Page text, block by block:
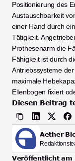
Positionierung des
Austauschbarkeit
einer Hand durch
Tätigkeit.
Prothesenarm die
Fähigkeit ist durch
Antriebssysteme
maximale
Ellenbogen fixiert
Diesen Beitrag
Aether
Veröffentlicht am